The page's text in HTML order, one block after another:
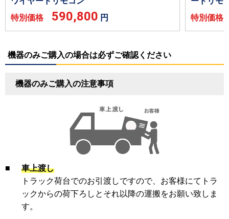
特別価格 590,800 円
特別価
機器のみご購入の場合は必ずご確認ください
機器のみご購入の注意事項
■
車上渡し
トラック荷台でのお引渡しですので、お客様にてトラ
ックからの荷下ろしとそれ以降の運搬をお願い致しま
す。